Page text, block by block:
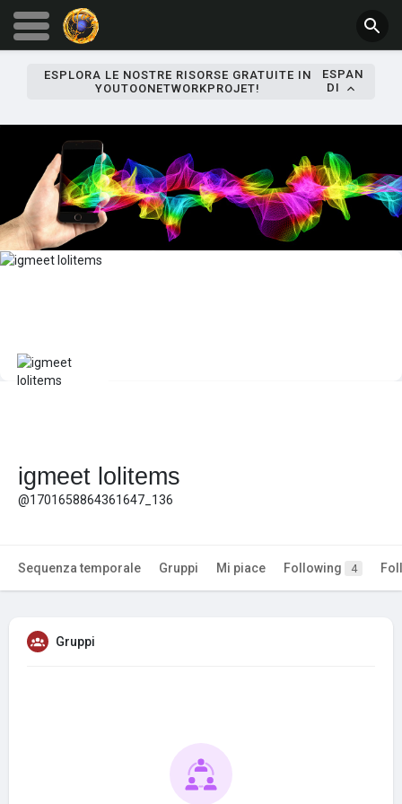
ESPLORA LE NOSTRE RISORSE GRATUITE IN
YOUTOONETWORKPROJET!
ESPAN
DI
igmeet lolitems
@1701658864361647_136
Sequenza temporale Gruppi Mi piace Following 4
Gruppi